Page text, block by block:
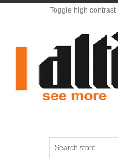
Toggle high contrast